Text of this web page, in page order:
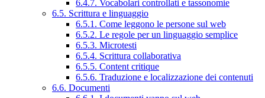
6.4.7. Vocabolari controllati e tassonomie
6.5. Scrittura e linguaggio
6.5.1. Come leggono le persone sul web
6.5.2. Le regole per un linguaggio semplice
6.5.3. Microtesti
6.5.4. Scrittura collaborativa
6.5.5. Content critique
6.5.6. Traduzione e localizzazione dei contenuti
6.6. Documenti